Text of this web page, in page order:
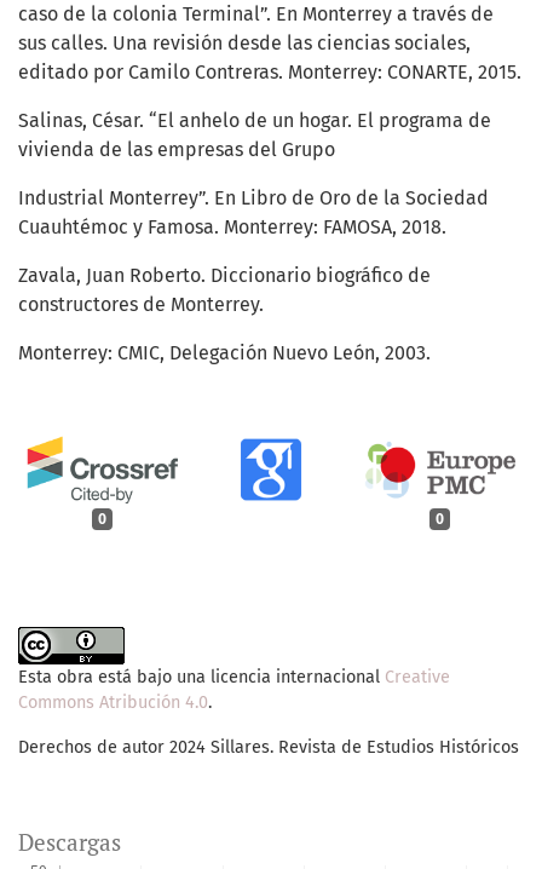
0 0
caso de la colonia Terminal”. En Monterrey a través de
sus calles. Una revisión desde las ciencias sociales,
editado por Camilo Contreras. Monterrey: CONARTE, 2015.
Salinas, César. “El anhelo de un hogar. El programa de
vivienda de las empresas del Grupo
Industrial Monterrey”. En Libro de Oro de la Sociedad
Cuauhtémoc y Famosa. Monterrey: FAMOSA, 2018.
Zavala, Juan Roberto. Diccionario biográfico de
constructores de Monterrey.
Monterrey: CMIC, Delegación Nuevo León, 2003.
Esta obra está bajo una licencia internacional Creative
Commons Atribución 4.0.
Derechos de autor 2024 Sillares. Revista de Estudios Históricos
Descargas